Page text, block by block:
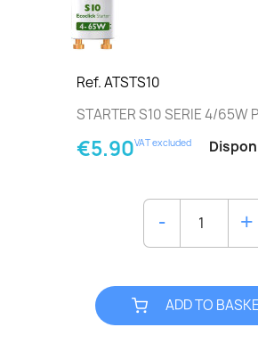
Ref. ATSTS10
STARTER S10 SERIE 4/65W
€5.90VAT excluded
ADD TO